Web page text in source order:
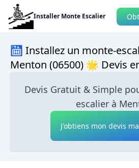
Installer Monte Escalier
🛗 Installez un monte-
Menton (06500) 🌟 Devis
Devis Gratuit & Simple
escalier à
J'obtiens mon devis